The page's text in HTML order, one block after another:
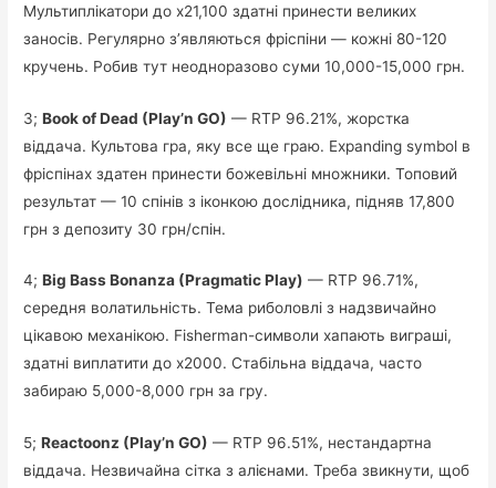
Мультиплікатори до x21,100 здатні принести великих
заносів. Регулярно з’являються фріспіни — кожні 80-120
кручень. Робив тут неодноразово суми 10,000-15,000 грн.
3;Book of Dead (Play’n GO) — RTP 96.21%, жорстка
віддача. Культова гра, яку все ще граю. Expanding symbol в
фріспінах здатен принести божевільні множники. Топовий
результат — 10 спінів з іконкою дослідника, підняв 17,800
грн з депозиту 30 грн/спін.
4;Big Bass Bonanza (Pragmatic Play) — RTP 96.71%,
середня волатильність. Тема риболовлі з надзвичайно
цікавою механікою. Fisherman-символи хапають виграші,
здатні виплатити до x2000. Стабільна віддача, часто
забираю 5,000-8,000 грн за гру.
5;Reactoonz (Play’n GO) — RTP 96.51%, нестандартна
віддача. Незвичайна сітка з алієнами. Треба звикнути, щоб